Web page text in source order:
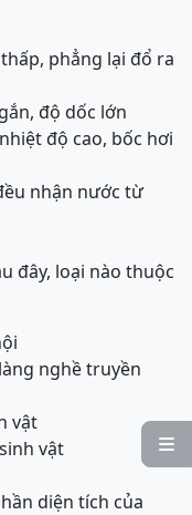

phẳng lại đổ ra
độ dốc lớn
độ cao, bốc hơi
nhận nước từ
đây, loại nào thuộc
nghề truyền
vật
vật
diện tích của